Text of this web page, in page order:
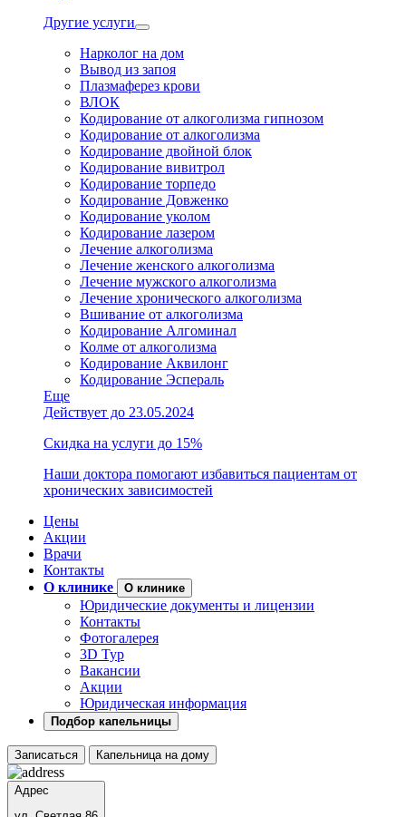
Другие услуги
Нарколог на дом
Вывод из запоя
Плазмаферез крови
ВЛОК
Кодирование от алкоголизма гипнозом
Кодирование от алкоголизма
Кодирование двойной блок
Кодирование вивитрол
Кодирование торпедо
Кодирование Довженко
Кодирование уколом
Кодирование лазером
Лечение алкоголизма
Лечение женского алкоголизма
Лечение мужского алкоголизма
Лечение хронического алкоголизма
Вшивание от алкоголизма
Кодирование Алгоминал
Колме от алкоголизма
Кодирование Аквилонг
Кодирование Эспераль
Еще
Действует до 23.05.2024
Скидка на услуги до 15%
Наши доктора помогают избавиться пациентам от
хронических зависимостей
Цены
Акции
Врачи
Контакты
О клинике
О клинике
Юридические документы и лицензии
Контакты
Фотогалерея
3D Тур
Вакансии
Акции
Юридическая информация
Подбор капельницы
Записаться Капельница на дому
Адрес